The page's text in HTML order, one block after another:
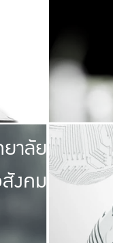
าลัย
งคม